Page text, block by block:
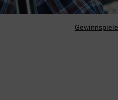
Gewinnspiele